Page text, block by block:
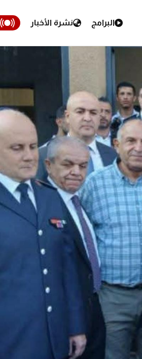
البرامج نشرة الأخبار